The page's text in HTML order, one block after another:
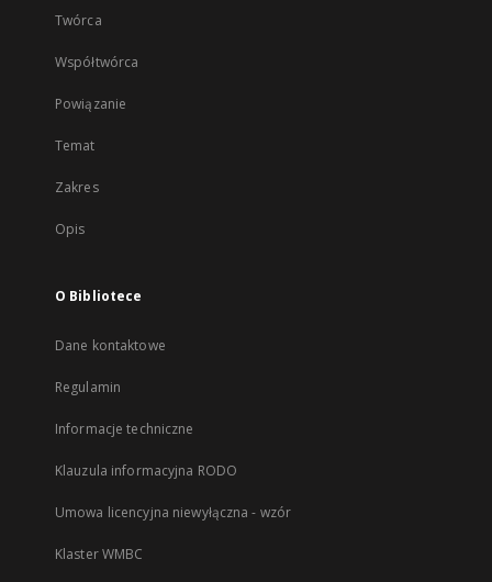
Twórca
Współtwórca
Powiązanie
Temat
Zakres
Opis
O Bibliotece
Dane kontaktowe
Regulamin
Informacje techniczne
Klauzula informacyjna RODO
Umowa licencyjna niewyłączna - wzór
Klaster WMBC